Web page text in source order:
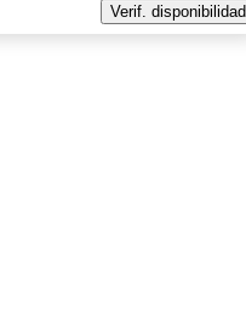
Verif. disponibilidad